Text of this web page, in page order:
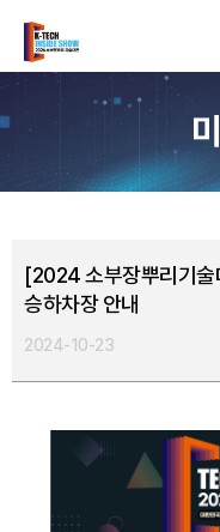
[2024 소부장뿌리기술
승하차장 안내
2024-10-23